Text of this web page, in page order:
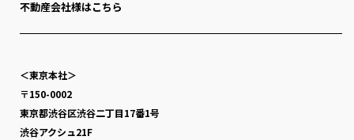
不動産会社様はこちら
＜東京本社＞
〒150-0002
東京都渋谷区渋谷二丁目17番1号
渋谷アクシュ21F